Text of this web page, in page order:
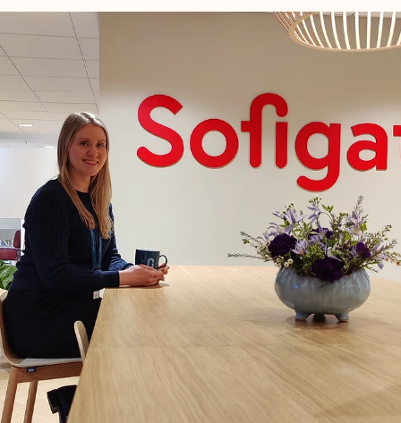
1 min lesing
Vi er glade for å kunne ønske Håkon Urstad
velkommen som ny økonomikonsulent hos
NIS Norway.
Håkon har bred erfaring innen økonomi, finans og analyse, med
bakgrunn fra revisjon, bank og forsikring. Gjennom hele sin